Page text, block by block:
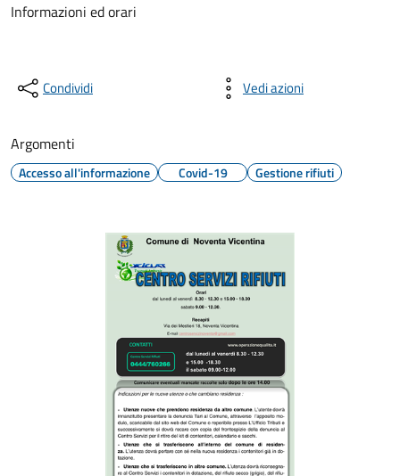
Informazioni ed orari
Condividi Vedi azioni
Argomenti
Accesso all'informazione Covid-19 Gestione rifiuti